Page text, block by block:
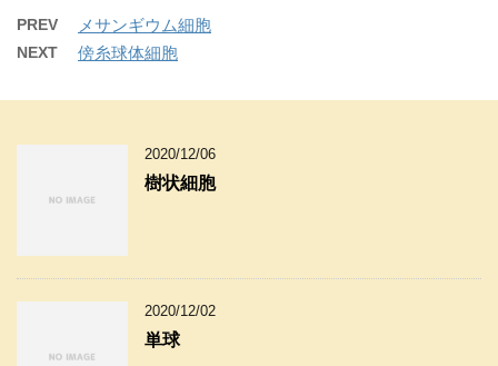
PREV メサンギウム細胞
NEXT 傍糸球体細胞
2020/12/06
樹状細胞
2020/12/02
単球